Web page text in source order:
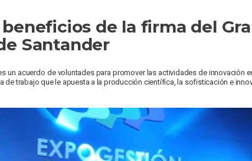
beneficios de la firma del
Santander
es un acuerdo de voluntades para promover las actividades de
de trabajo que le apuesta a la producción científica, la sofisticación e